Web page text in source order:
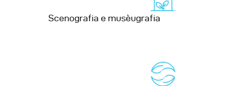
Scenografia e musèugrafia